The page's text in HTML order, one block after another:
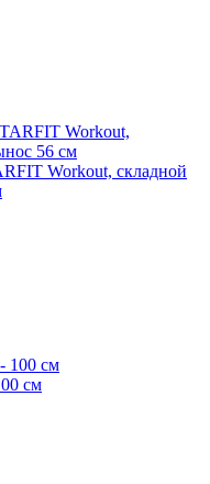
Workout, складной
см